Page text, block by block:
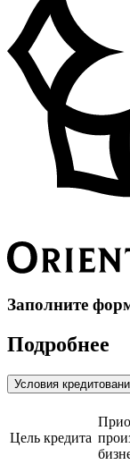
Заполните
Подробнее
Условия
Цель кредита